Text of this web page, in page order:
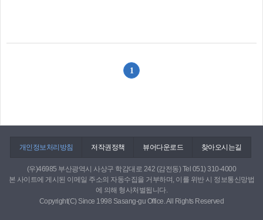
1
개인정보처리방침 저작권정책 뷰어다운로드 찾아오시는길
(우)46985 부산광역시 사상구 학감대로 242 (감전동) Tel 051) 310-4000
본 사이트에 게시된 이메일 주소의 자동수집을 거부하며, 이를 위반 시 정보통신망법
에 의해 형사처벌됩니다.
Copyright(C) Since 1998 Sasang-gu Office. All Rights Reserved